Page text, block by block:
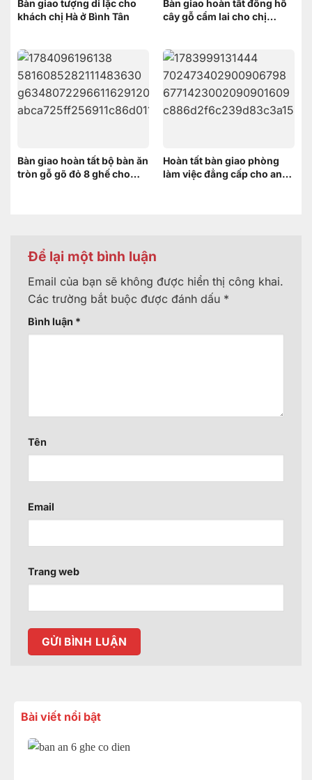
Bàn giao tượng di lặc cho
khách chị Hà ở Bình Tân
Bàn giao hoàn tất đông hồ
cây gỗ cẩm lai cho chị
Bàn giao hoàn tất bộ bàn ăn
tròn gỗ gõ đỏ 8 ghế cho
Hoàn tất bàn giao phòng
làm việc đẳng cấp cho anh
Để lại một bình luận
Email của bạn sẽ không được hiển thị công khai.
Các trường bắt buộc được đánh dấu *
Bình luận *
Tên
Email
Trang web
Bài viết nổi bật